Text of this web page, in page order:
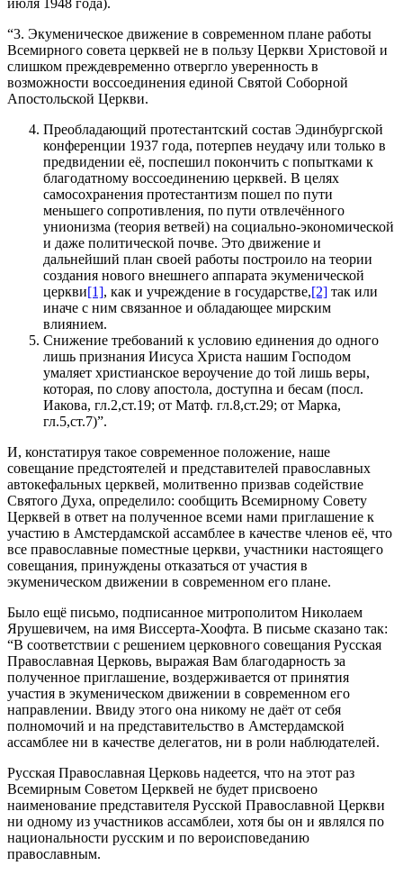
“3. Экуменическое движение в современном плане работы
Всемирного совета церквей не в пользу Церкви Христовой и
слишком преждевременно отвергло уверенность в
возможности воссоединения единой Святой Соборной
Апостольской Церкви.
Преобладающий протестантский состав Эдинбургской
конференции 1937 года, потерпев неудачу или только в
предвидении её, поспешил покончить с попытками к
благодатному воссоединению церквей. В целях
самосохранения протестантизм пошел по пути
меньшего сопротивления, по пути отвлечённого
унионизма (теория ветвей) на социально-экономической
и даже политической почве. Это движение и
дальнейший план своей работы построило на теории
создания нового внешнего аппарата экуменической
церкви[1], как и учреждение в государстве,[2] так или
иначе с ним связанное и обладающее мирским
влиянием.
Снижение требований к условию единения до одного
лишь признания Иисуса Христа нашим Господом
умаляет христианское вероучение до той лишь веры,
которая, по слову апостола, доступна и бесам (посл.
Иакова, гл.2,ст.19; от Матф. гл.8,ст.29; от Марка,
гл.5,ст.7)”.
И, констатируя такое современное положение, наше
совещание предстоятелей и представителей православных
автокефальных церквей, молитвенно призвав содействие
Святого Духа, определило: сообщить Всемирному Совету
Церквей в ответ на полученное всеми нами приглашение к
участию в Амстердамской ассамблее в качестве членов её, что
все православные поместные церкви, участники настоящего
совещания, принуждены отказаться от участия в
экуменическом движении в современном его плане.
Было ещё письмо, подписанное митрополитом Николаем
Ярушевичем, на имя Виссерта‑Хоофта. В письме сказано так:
“В соответствии с решением церковного совещания Русская
Православная Церковь, выражая Вам благодарность за
полученное приглашение, воздерживается от принятия
участия в экуменическом движении в современном его
направлении. Ввиду этого она никому не даёт от себя
полномочий и на представительство в Амстердамской
ассамблее ни в качестве делегатов, ни в роли наблюдателей.
Русская Православная Церковь надеется, что на этот раз
Всемирным Советом Церквей не будет присвоено
наименование представителя Русской Православной Церкви
ни одному из участников ассамблеи, хотя бы он и являлся по
национальности русским и по вероисповеданию
православным.